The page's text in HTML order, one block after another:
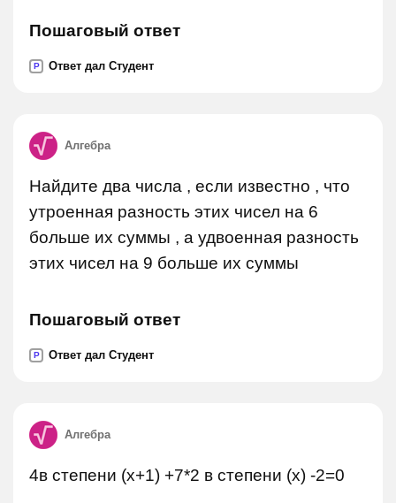
Пошаговый ответ
P Ответ дал Студент
Алгебра
Найдите два числа , если известно , что
утроенная разность этих чисел на 6
больше их суммы , а удвоенная разность
этих чисел на 9 больше их суммы
Пошаговый ответ
P Ответ дал Студент
Алгебра
4в степени (х+1) +7*2 в степени (х) -2=0